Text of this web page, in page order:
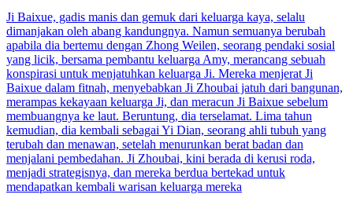
tuanya. Sebelum kembali ke Keluarga Smith, Kelly tidak sengaja
mengetahui bahwa Yunalah penyelamat Yuno dan dia ingin
menggantikan Yuna menjadi istri Yuno. Saat Yuno mencari tahu
identitas Yuna, Kelly datang dan dia sengaja memakai baju lengan
pendek untuk memperlihatkan bekas lukanya. Begitu Yuno
melihatnya, dia langsung yakin Kelly lah orang yang
menyelamatkannya dan dia mengajukan pertunangan. Di lain sisi,
usaha Yuna semakin maju dan dia hendak menyewa tempat yang
lebih besar. Mengetahui ini, Kelly membayar preman untuk
mengganggu Yuna tapi hal ini diketahui dan dihentikan oleh Max.
Kelly terus menunggu kabar dan yang dia dapatkan adalah ancaman
balik dari Max. Yuno meragukan Kelly sebagai penyelamatnya dan
dia menemukan Yuna juga memiliki bekas luka yang sama.